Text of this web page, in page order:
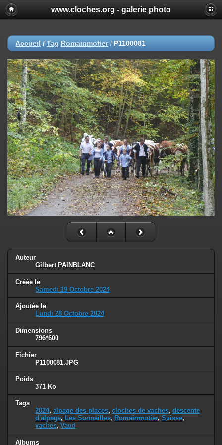
www.cloches.org - galerie photo
Accueil / Tag Romainmotier/ P1100081
Auteur
Gilbert PAINBLANC
Créée le
Samedi 19 Octobre 2024
Ajoutée le
Lundi 28 Octobre 2024
Dimensions
796*600
Fichier
P1100081.JPG
Poids
371 Ko
Tags
2024, alpage des places, cloches de vaches, descente
d'alpage, Les Sonnailles, Romainmotier, Suisse,
vaches, Vaud
Albums